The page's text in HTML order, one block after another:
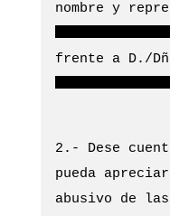
nombre y
frente a D./
2.- Dese
pueda
abusivo de